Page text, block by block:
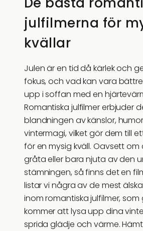
julfilmerna för
kvällar
Julen är en tid då kärlek och
fokus, och vad kan vara
upp i soffan med en
Romantiska julfilmer erbjuder
blandningen av känslor,
vintermagi, vilket gör dem till
för en mysig kväll. Oavsett om
gråta eller bara njuta av den
stämningen, så finns det en
listar vi några av de mest
inom romantiska julfilmer,
kommer att lysa upp dina
sprida glädje och värme.